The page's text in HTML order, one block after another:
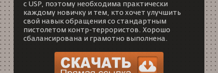
с USP, поэтому необходима практически
каждому новичку и тем, кто хочет улучшить
свой навык обращения со стандартным
пистолетом контр-террористов. Хорошо
сбалансирована и грамотно выполнена.